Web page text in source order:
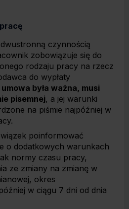
czynnością
zobowiązuje się do
rodzaju pracy na rzecz
do wypłaty
była ważna, musi
pisemnej, a jej warunki
na piśmie najpóźniej w
poinformować
o dodatkowych warunkach
normy czasu pracy,
ze zmiany na zmianę w
okres
w ciągu 7 dni od dnia